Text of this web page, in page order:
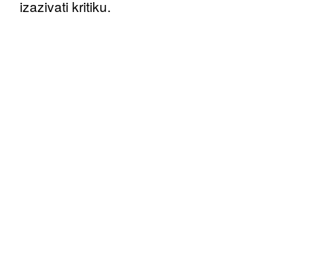
izazivati kritiku.